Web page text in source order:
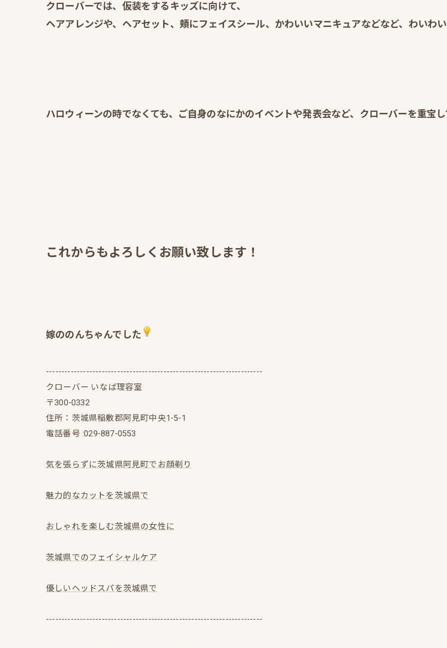
クローバーでは、仮装をするキッズに向けて、
ヘアアレンジや、ヘアセット、頬にフェイスシール、かわいいマニキュアなどなど、わいわ
ハロウィーンの時でなくても、ご自身のなにかのイベントや発表会など、クローバーを重宝
これからもよろしくお願い致します！
嫁ののんちゃんでした
----------------------------------------------------------------------
クローバー いなば理容室
〒300-0332
住所：茨城県稲敷郡阿見町中央1-5-1
電話番号 :029-887-0553
気を張らずに茨城県阿見町でお顔剃り
魅力的なカットを茨城県で
おしゃれを楽しむ茨城県の女性に
茨城県でのフェイシャルケア
優しいヘッドスパを茨城県で
----------------------------------------------------------------------